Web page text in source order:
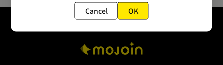
Cancel OK